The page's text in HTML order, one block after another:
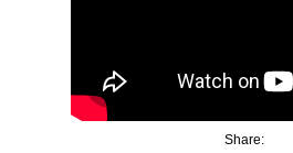
Share: